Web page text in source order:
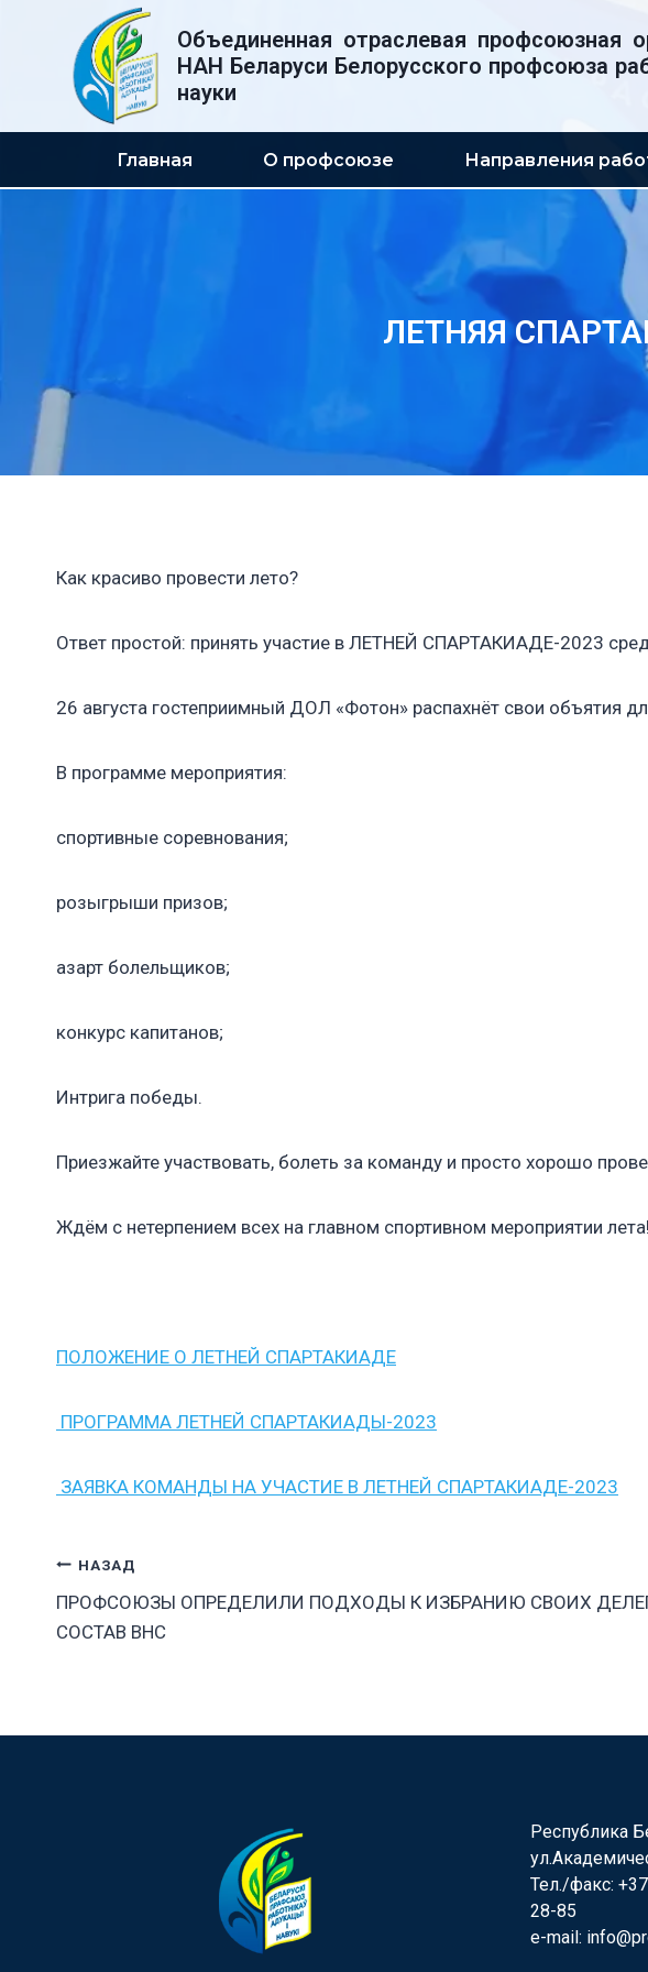
содержимому
Объединенная отраслевая профсоюзная
НАН Беларуси Белорусского профсоюза
науки
Главная О профсоюзе Направления
ЛЕТНЯЯ
Как красиво провести лето?
Ответ простой: принять участие в ЛЕТНЕЙ СПАРТАКИАДЕ-2023
26 августа гостеприимный ДОЛ «Фотон» распахнёт свои объятия
В программе мероприятия:
спортивные соревнования;
розыгрыши призов;
азарт болельщиков;
конкурс капитанов;
Интрига победы.
Приезжайте участвовать, болеть за команду и просто хорошо
Ждём с нетерпением всех на главном спортивном мероприятии
ПОЛОЖЕНИЕ О ЛЕТНЕЙ СПАРТАКИАДЕ
ПРОГРАММА ЛЕТНЕЙ СПАРТАКИАДЫ-2023
ЗАЯВКА КОМАНДЫ НА УЧАСТИЕ В ЛЕТНЕЙ СПАРТАКИАДЕ-2023
Навигация
по
НАЗАД
ПРОФСОЮЗЫ ОПРЕДЕЛИЛИ ПОДХОДЫ К ИЗБРАНИЮ СВОИХ
СОСТАВ ВНС
Республика
Тел./факс:
28-85
e-mail: